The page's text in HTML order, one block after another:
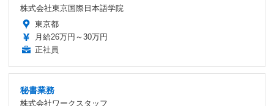
株式会社東京国際日本語学院
東京都
月給26万円～30万円
正社員
秘書業務
株式会社ワークスタッフ